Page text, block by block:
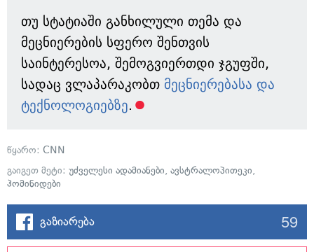
თუ სტატიაში განხილული თემა და
მეცნიერების სფერო შენთვის
საინტერესოა, შემოგვიერთდი ჯგუფში,
სადაც ვლაპარაკობთ მეცნიერებასა და
ტექნოლოგიებზე.
წყარო: CNN
გაიგეთ მეტი: უძველესი ადამიანები, ავსტრალოპითეკი,
ჰომინიდები
გაზიარება 59